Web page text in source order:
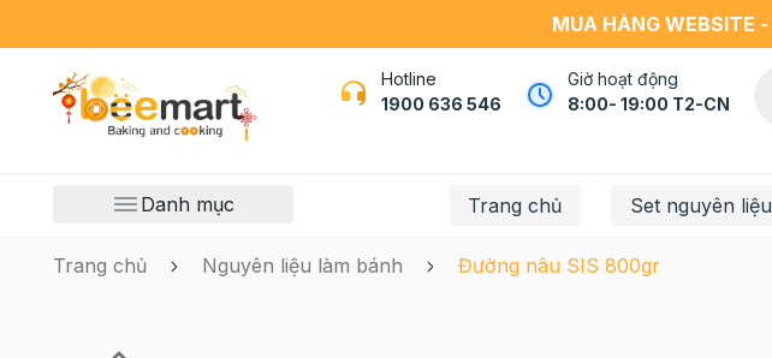
MUA HÀNG WEBSITE -
Hotline
1900 636 546
Giờ hoạt động
8:00- 19:00 T2-CN
Danh mục Trang chủ Set nguyên liệu
Trang chủ Nguyên liệu làm bánh Đường nâu SIS 800gr